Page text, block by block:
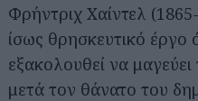
Φρήντριχ Χαίντελ
ίσως θρησκευτικό
εξακολουθεί να
μετά τον θάνατο του